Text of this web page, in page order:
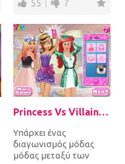
μπορεί ν...
55 7
Princess Vs Villains Selfie Contest
Υπάρχει ένας
διαγωνισμός μόδας
μόδας μεταξύ των